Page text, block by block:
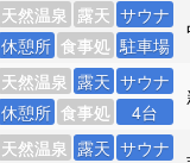
天然温泉 露天 サウナ
休憩所 食事処 駐車場
天然温泉 露天 サウナ
休憩所 食事処 4台
天然温泉 露天 サウナ